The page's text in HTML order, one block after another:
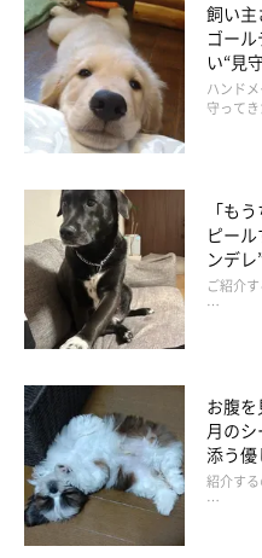
飼い主
ゴー
い“見
ハンド
守って
「も
ピー
ンデ
ご紹介
…
お腹
月の
添う
紹介す
…